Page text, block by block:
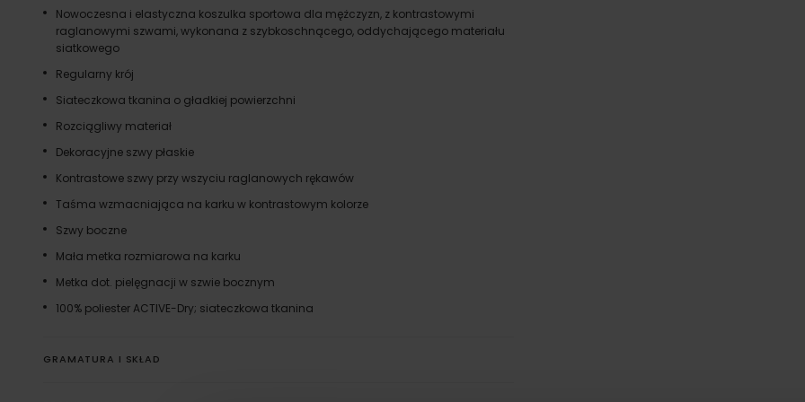
Nowoczesna i elastyczna koszulka sportowa dla mężczyzn, z kontrastowymi
raglanowymi szwami, wykonana z szybkoschnącego, oddychającego materiału
siatkowego
Regularny krój
Siateczkowa tkanina o gładkiej powierzchni
Rozciągliwy materiał
Dekoracyjne szwy płaskie
Kontrastowe szwy przy wszyciu raglanowych rękawów
Taśma wzmacniająca na karku w kontrastowym kolorze
Szwy boczne
Mała metka rozmiarowa na karku
Metka dot. pielęgnacji w szwie bocznym
100% poliester ACTIVE-Dry; siateczkowa tkanina
GRAMATURA I SKŁAD